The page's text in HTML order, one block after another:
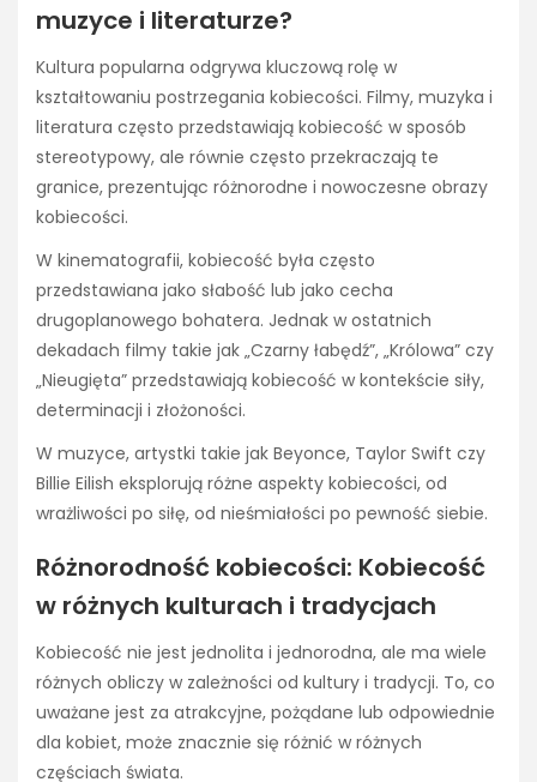
muzyce i literaturze?
Kultura popularna odgrywa kluczową rolę w
kształtowaniu postrzegania kobiecości. Filmy, muzyka i
literatura często przedstawiają kobiecość w sposób
stereotypowy, ale równie często przekraczają te
granice, prezentując różnorodne i nowoczesne obrazy
kobiecości.
W kinematografii, kobiecość była często
przedstawiana jako słabość lub jako cecha
drugoplanowego bohatera. Jednak w ostatnich
dekadach filmy takie jak „Czarny łabędź”, „Królowa” czy
„Nieugięta” przedstawiają kobiecość w kontekście siły,
determinacji i złożoności.
W muzyce, artystki takie jak Beyonce, Taylor Swift czy
Billie Eilish eksplorują różne aspekty kobiecości, od
wrażliwości po siłę, od nieśmiałości po pewność siebie.
Różnorodność kobiecości: Kobiecość
w różnych kulturach i tradycjach
Kobiecość nie jest jednolita i jednorodna, ale ma wiele
różnych obliczy w zależności od kultury i tradycji. To, co
uważane jest za atrakcyjne, pożądane lub odpowiednie
dla kobiet, może znacznie się różnić w różnych
częściach świata.